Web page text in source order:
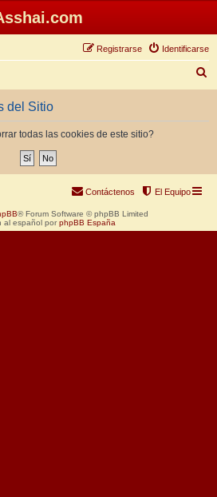
Identificarse
Registrarse
u
del Sitio
todas las cookies de este sitio?
El Equipo
Contáctenos
® Forum Software © phpBB Limited
al español por phpBB España